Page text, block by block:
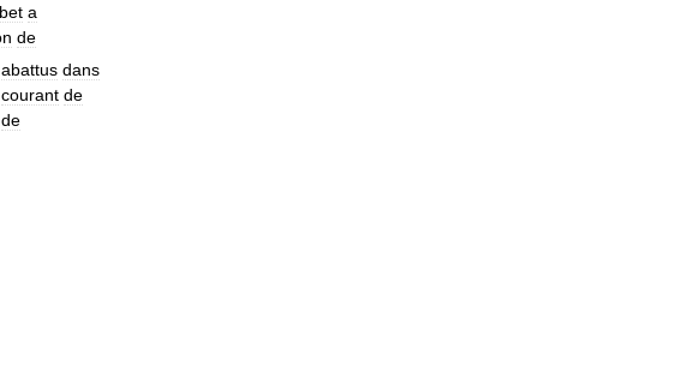
a
de
abattus dans
courant de
de